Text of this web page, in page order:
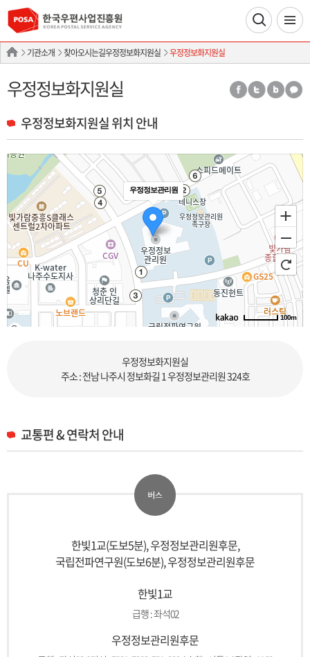
기관소개 찾아오시는길우정정보화지원실 우정정보화지원실
우정정보화지원실
우정정보화지원실 위치 안내
우정정보관리원
100m
전남 나주시 정보화길 1
주변 정류장
우정사업정보센터/우정정보관리원
셔틀2
7001 7002 701
302
우정정보화지원실
주소 : 전남 나주시 정보화길 1 우정정보관리원 324호
교통편 & 연락처 안내
한빛1교(도보5분), 우정정보관리원후문,
국립전파연구원(도보6분), 우정정보관리원후문
한빛1교
급행 : 좌석02
우정정보관리원후문